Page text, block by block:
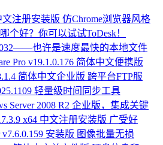
文注册安装版 仿Chrome浏览器风格
个好？你可以试试ToDesk！
也许是速度最快的本地文件
Pro v19.1.0.176 简体中文便携版
简体中文企业版 跨平台FTP服
轻量级时间同步工具
Server 2008 R2 企业版，集成关键
x64 中文注册安装版 广受好
v7.6.0.159 安装版 图像批量无损